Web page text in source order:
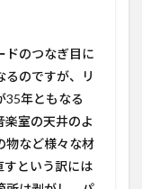
ドのつなぎ目に
るのですが、リ
35年ともなる
楽室の天井のよ
物など様々な材
すという訳には